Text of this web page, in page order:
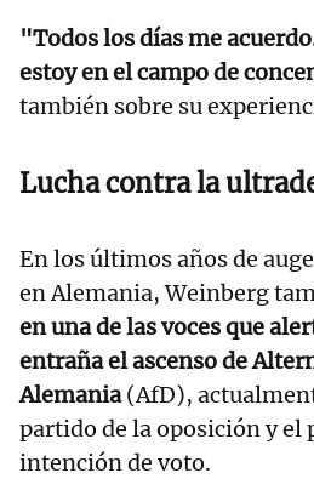
"Todos los días me
estoy en el campo de
también sobre su
Lucha contra la
En los últimos años de
en Alemania, Weinberg
en una de las voces que
entraña el ascenso de
Alemania(AfD),
partido de la oposición y el
intención de voto.